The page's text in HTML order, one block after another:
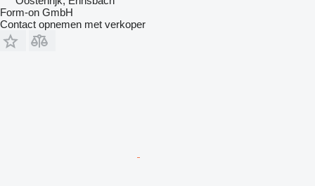
Form-on GmbH
Contact opnemen met verkoper